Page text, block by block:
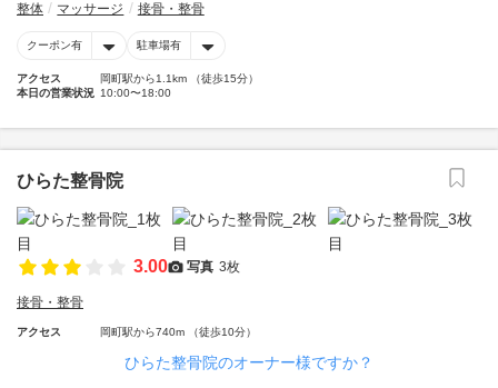
整体 マッサージ 接骨・整骨
クーポン有 駐車場有
アクセス
岡町駅から1.1km （徒歩15分）
本日の営業状況 10:00〜18:00
ひらた整骨院
3.00 写真 3枚
接骨・整骨
アクセス 岡町駅から740m （徒歩10分）
ひらた整骨院のオーナー様ですか？